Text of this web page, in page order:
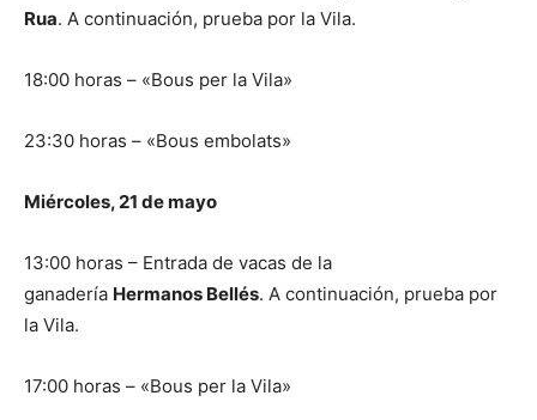
Rua. A continuación, prueba por la Vila.
18:00 horas – «Bous per la Vila»
23:30 horas – «Bous embolats»
Miércoles, 21 de mayo
13:00 horas – Entrada de vacas de la
ganadería Hermanos Bellés. A continuación, prueba por
la Vila.
17:00 horas – «Bous per la Vila»